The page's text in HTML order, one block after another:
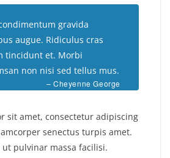
gravida
augue. Ridiculus cras
tincidunt et. Morbi
non nisi sed tellus mus.
– Cheyenne George
sit amet, consectetur adipiscing
senectus turpis amet.
pulvinar massa facilisi.